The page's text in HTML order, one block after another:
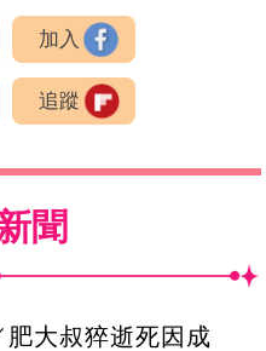
加入
追蹤
聞
肥大叔猝逝死因成